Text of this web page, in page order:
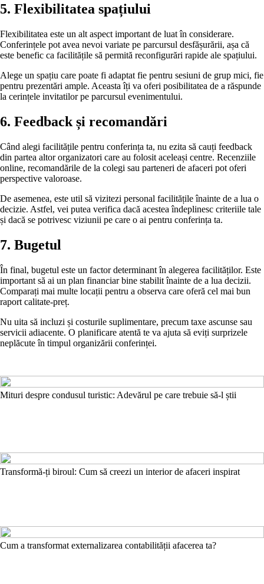
5. Flexibilitatea spațiului
Flexibilitatea este un alt aspect important de luat în considerare.
Conferințele pot avea nevoi variate pe parcursul desfășurării, așa că
este benefic ca facilitățile să permită reconfigurări rapide ale spațiului.
Alege un spațiu care poate fi adaptat fie pentru sesiuni de grup mici, fie
pentru prezentări ample. Aceasta îți va oferi posibilitatea de a răspunde
la cerințele invitatilor pe parcursul evenimentului.
6. Feedback și recomandări
Când alegi facilitățile pentru conferința ta, nu ezita să cauți feedback
din partea altor organizatori care au folosit aceleași centre. Recenziile
online, recomandările de la colegi sau parteneri de afaceri pot oferi
perspective valoroase.
De asemenea, este util să vizitezi personal facilitățile înainte de a lua o
decizie. Astfel, vei putea verifica dacă acestea îndeplinesc criteriile tale
și dacă se potrivesc viziunii pe care o ai pentru conferința ta.
7. Bugetul
În final, bugetul este un factor determinant în alegerea facilităților. Este
important să ai un plan financiar bine stabilit înainte de a lua decizii.
Comparați mai multe locații pentru a observa care oferă cel mai bun
raport calitate-preț.
Nu uita să incluzi și costurile suplimentare, precum taxe ascunse sau
servicii adiacente. O planificare atentă te va ajuta să eviți surprizele
neplăcute în timpul organizării conferinței.
Mituri despre condusul turistic: Adevărul pe care trebuie să-l știi
Transformă-ți biroul: Cum să creezi un interior de afaceri inspirat
Cum a transformat externalizarea contabilității afacerea ta?